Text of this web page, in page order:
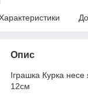
Опис
Іграшка Курка
12см